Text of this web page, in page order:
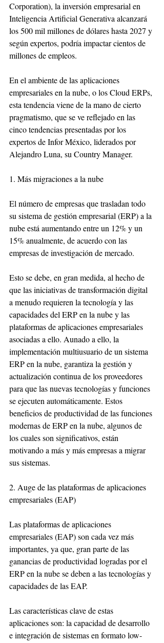
Corporation), la inversión empresarial en
Inteligencia Artificial Generativa alcanzará
los 500 mil millones de dólares hasta 2027 y
según expertos, podría impactar cientos de
millones de empleos.
En el ambiente de las aplicaciones
empresariales en la nube, o los Cloud ERPs,
esta tendencia viene de la mano de cierto
pragmatismo, que se ve reflejado en las
cinco tendencias presentadas por los
expertos de Infor México, liderados por
Alejandro Luna, su Country Manager.
1. Más migraciones a la nube
El número de empresas que trasladan todo
su sistema de gestión empresarial (ERP) a la
nube está aumentando entre un 12% y un
15% anualmente, de acuerdo con las
empresas de investigación de mercado.
Esto se debe, en gran medida, al hecho de
que las iniciativas de transformación digital
a menudo requieren la tecnología y las
capacidades del ERP en la nube y las
plataformas de aplicaciones empresariales
asociadas a ello. Aunado a ello, la
implementación multiusuario de un sistema
ERP en la nube, garantiza la gestión y
actualización continua de los proveedores
para que las nuevas tecnologías y funciones
se ejecuten automáticamente. Estos
beneficios de productividad de las funciones
modernas de ERP en la nube, algunos de
los cuales son significativos, están
motivando a más y más empresas a migrar
sus sistemas.
2. Auge de las plataformas de aplicaciones
empresariales (EAP)
Las plataformas de aplicaciones
empresariales (EAP) son cada vez más
importantes, ya que, gran parte de las
ganancias de productividad logradas por el
ERP en la nube se deben a las tecnologías y
capacidades de las EAP.
Las características clave de estas
aplicaciones son: la capacidad de desarrollo
e integración de sistemas en formato low-